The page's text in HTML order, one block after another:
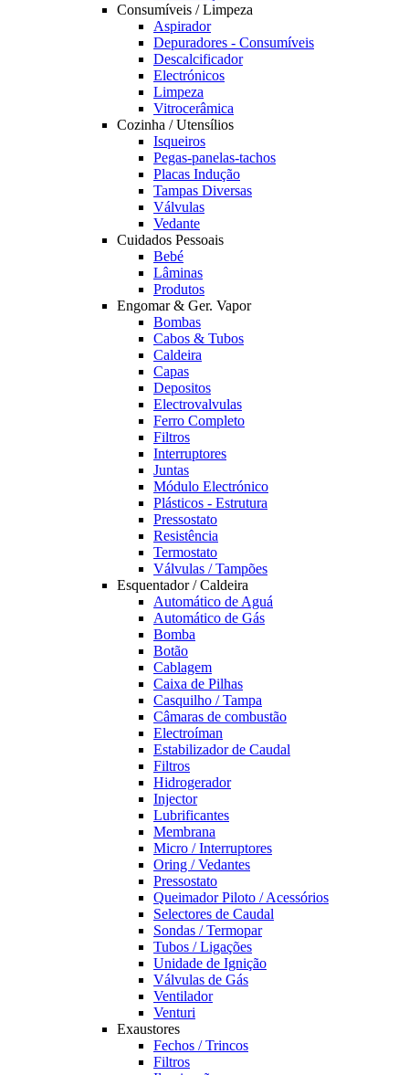
Consumíveis / Limpeza
Aspirador
Depuradores - Consumíveis
Descalcificador
Electrónicos
Limpeza
Vitrocerâmica
Cozinha / Utensílios
Isqueiros
Pegas-panelas-tachos
Placas Indução
Tampas Diversas
Válvulas
Vedante
Cuidados Pessoais
Bebé
Lâminas
Produtos
Engomar & Ger. Vapor
Bombas
Cabos & Tubos
Caldeira
Capas
Depositos
Electrovalvulas
Ferro Completo
Filtros
Interruptores
Juntas
Módulo Electrónico
Plásticos - Estrutura
Pressostato
Resistência
Termostato
Válvulas / Tampões
Esquentador / Caldeira
Automático de Aguá
Automático de Gás
Bomba
Botão
Cablagem
Caixa de Pilhas
Casquilho / Tampa
Câmaras de combustão
Electroíman
Estabilizador de Caudal
Filtros
Hidrogerador
Injector
Lubrificantes
Membrana
Micro / Interruptores
Oring / Vedantes
Pressostato
Queimador Piloto / Acessórios
Selectores de Caudal
Sondas / Termopar
Tubos / Ligações
Unidade de Ignição
Válvulas de Gás
Ventilador
Venturi
Exaustores
Fechos / Trincos
Filtros